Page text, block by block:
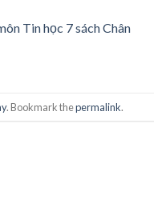
Tin học 7 sách Chân
. Bookmark thepermalink.